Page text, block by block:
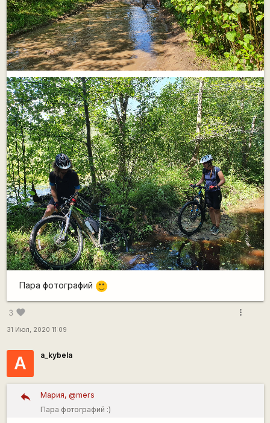
участки в жёсткий расколбас - грейдера отдыхают. В
целом, получилась вполне себе приключенческая гонка:
и на велике поездили, и пешком прогулялись и поплавали
😂 Спасибо организаторам за трек - красивый и
разнообразный! Про лужи мамке поплакала 😂 Спасибо
всем участницам за то, что задали темп гонки, и
отдельное спасибо Наталье Королевой за высокую
планку! Встреча на треке с @mers добавила
соревновательного духа этому 'виртуальному' марафону!
Пара фотографий :)
3 favorite
31 Июл, 2020 11:09
more_vert
A a_kybela
Мария, @mers
Пара фотографий :)